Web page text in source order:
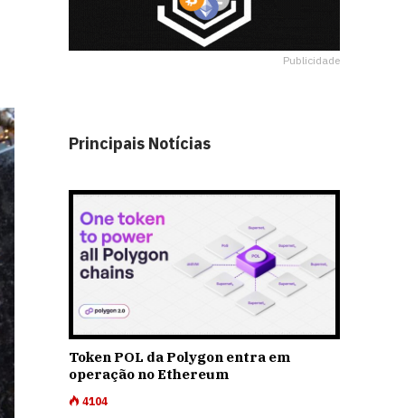
Publicidade
Principais Notícias
Token POL da Polygon entra em
operação no Ethereum
4104